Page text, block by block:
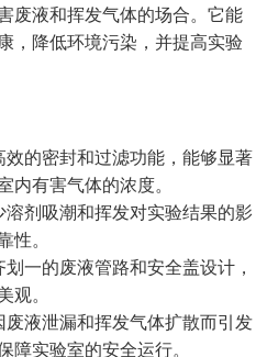
废液和挥发气体的场合。它能
，降低环境污染，并提高实验
的密封和过滤功能，能够显著
有害气体的浓度。
剂吸潮和挥发对实验结果的影
。
一的废液管路和安全盖设计，
。
液泄漏和挥发气体扩散而引发
实验室的安全运行。